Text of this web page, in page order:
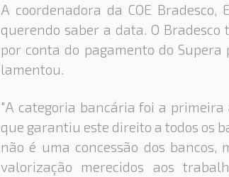
A coordenadora da COE
querendo saber a data. O
por conta do pagamento do
lamentou.
"A categoria bancária foi a primeira
que garantiu este direito a todos os
não é uma concessão dos
valorização merecidos aos